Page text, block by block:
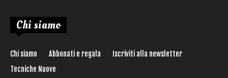
Chi siamo
Chi siamo Abbonati e regala
Iscriviti alla newsletter
Tecniche Nuove